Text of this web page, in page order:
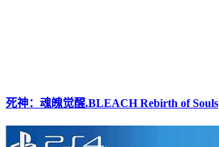
死神：魂魄觉醒.BLEACH Rebirth of Souls